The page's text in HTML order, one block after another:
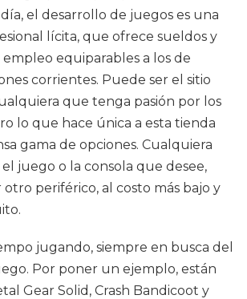
el desarrollo de juegos es una
lícita, que ofrece sueldos y
equiparables a los de
corrientes. Puede ser el sitio
que tenga pasión por los
lo que hace única a esta tienda
gama de opciones. Cualquiera
juego o la consola que desee,
periférico, al costo más bajo y
jugando, siempre en busca del
Por poner un ejemplo, están
Gear Solid, Crash Bandicoot y